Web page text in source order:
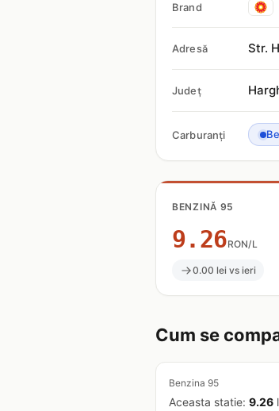
Brand
Adresă Str.
Județ
Carburanți
BENZINĂ 95
9.26RON/L
0.00 lei vs ieri
Cum se
Benzina 95
Aceasta statie: 9.26